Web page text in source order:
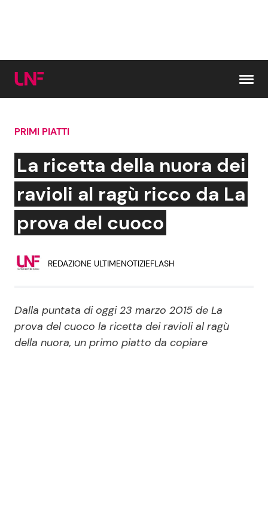
Cerca:
News e Cronaca
Attualità Italiana
Persone Scomparse
Politica
Gossip e TV
Bellezze VIP
Programmi TV
Reality e Talent
PRIMI PIATTI
La ricetta della nuora dei
ravioli al ragù ricco da La
prova del cuoco
REDAZIONE ULTIMENOTIZIEFLASH
Dalla puntata di oggi 23 marzo 2015 de La
prova del cuoco la ricetta dei ravioli al ragù
della nuora, un primo piatto da copiare